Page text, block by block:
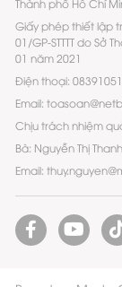
Giấy phép thiết lập
01/GP-STTTT do Sở
01 năm 2021
Điện thoại:
Email:
Chịu trách nhiệm
Bà: Nguyễn Thị
Email: